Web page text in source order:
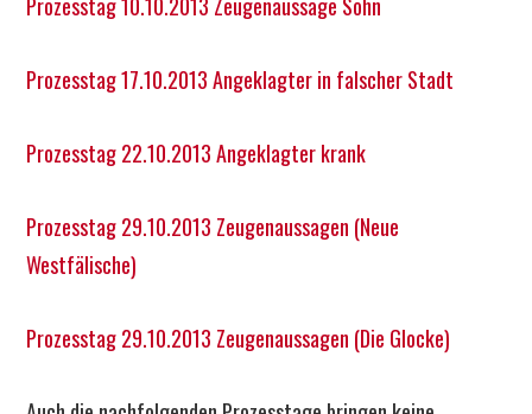
Prozesstag 17.10.2013 Angeklagter in falscher Stadt
Prozesstag 22.10.2013 Angeklagter krank
Prozesstag 29.10.2013 Zeugenaussagen (Neue
Westfälische)
Prozesstag 29.10.2013 Zeugenaussagen (Die Glocke)